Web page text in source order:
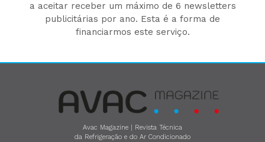
a aceitar receber um máximo de 6 newsletters
publicitárias por ano. Esta é a forma de
financiarmos este serviço.
Avac Magazine | Revista Técnica
da Refrigeração e do Ar Condicionado